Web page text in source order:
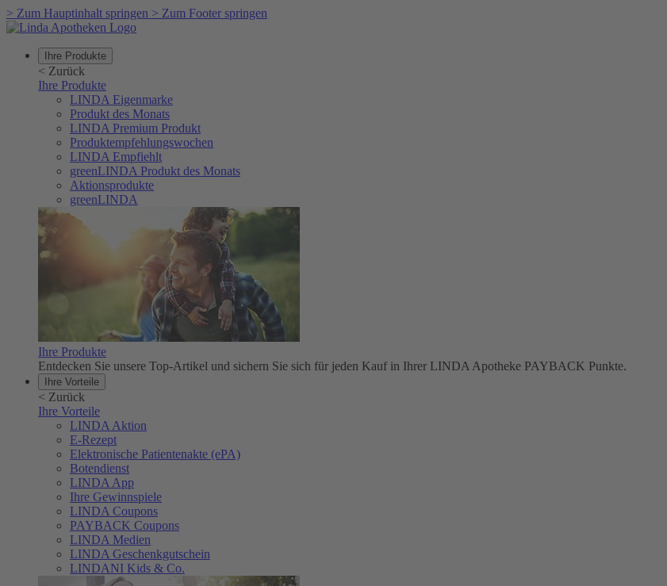
> Zum Hauptinhalt springen > Zum Footer springen
Ihre Produkte
< Zurück
Ihre Produkte
LINDA Eigenmarke
Produkt des Monats
LINDA Premium Produkt
Produktempfehlungswochen
LINDA Empfiehlt
greenLINDA Produkt des Monats
Aktionsprodukte
greenLINDA
Ihre Produkte
Entdecken Sie unsere Top-Artikel und sichern Sie sich für jeden Kauf in Ihrer LINDA Apotheke PAYBACK Punkte.
Ihre Vorteile
< Zurück
Ihre Vorteile
LINDA Aktion
E-Rezept
Elektronische Patientenakte (ePA)
Botendienst
LINDA App
Ihre Gewinnspiele
LINDA Coupons
PAYBACK Coupons
LINDA Medien
LINDA Geschenkgutschein
LINDANI Kids & Co.